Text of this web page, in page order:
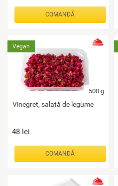
COMANDĂ
500 g
Vegan
Vinegret, salată de legume
48 lei
COMANDĂ